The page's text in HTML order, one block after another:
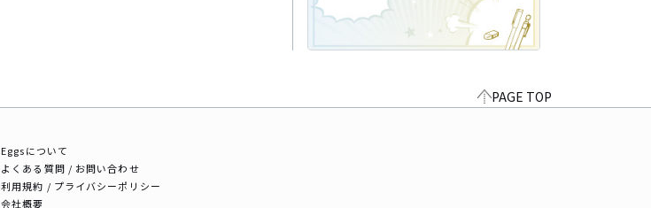
PAGE TOP
Eggsについて
よくある質問 / お問い合わせ
利用規約 / プライバシーポリシー
会社概要